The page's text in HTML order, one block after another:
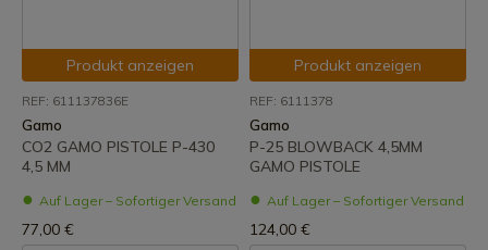
Produkt anzeigen
REF: 611137836E
Gamo
CO2 GAMO PISTOLE P-430
4,5 MM
Auf Lager – Sofortiger Versand
77,00 €
Produkt anzeigen
REF: 6111378
Gamo
P-25 BLOWBACK 4,5MM
GAMO PISTOLE
Auf Lager – Sofortiger Versand
124,00 €